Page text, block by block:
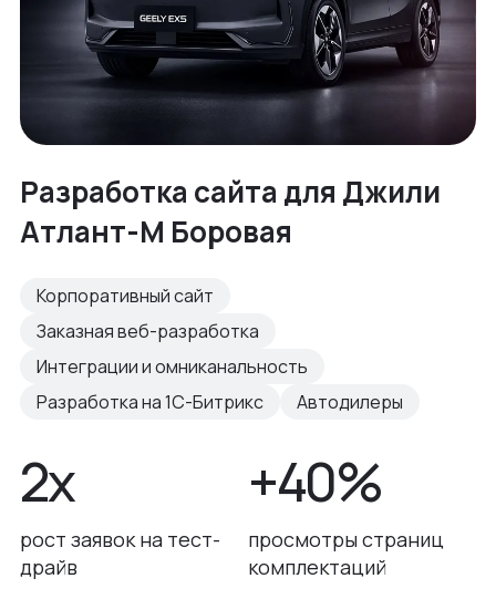
Разработка cайта для Джили
Атлант-М Боровая
Корпоративный сайт
Заказная веб-разработка
Интеграции и омниканальность
Разработка на 1С-Битрикс
Автодилеры
2x
рост заявок на тест-
драйв
+40%
просмотры страниц
комплектаций